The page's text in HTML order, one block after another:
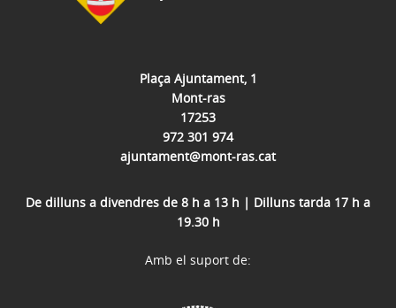
Plaça Ajuntament, 1
Mont-ras
17253
972 301 974
ajuntament@mont-ras.cat
De dilluns a divendres de 8 h a 13 h | Dilluns tarda 17 h a
19.30 h
Amb el suport de: